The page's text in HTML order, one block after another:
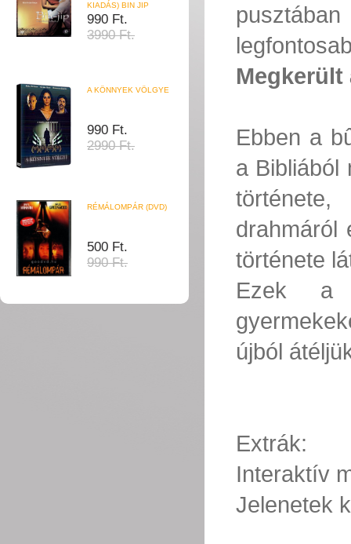
KIADÁS) BIN JIP
990 Ft.
3990 Ft.
A KÖNNYEK VÖLGYE
990 Ft.
2990 Ft.
RÉMÁLOMPÁR (DVD)
500 Ft.
990 Ft.
Megkerült
Ebben a
a Bibliából
drahmáról
története
Ezek a
újból
Extrák:
Interaktív
Jelenetek